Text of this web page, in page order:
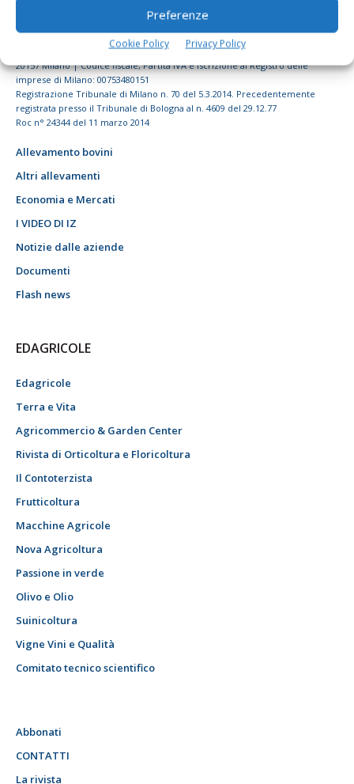
Preferenze
Cookie Policy Privacy Policy
© Tecniche Nuove Spa. Tutti i diritti riservati. Sede legale Via Eritrea 21 -
20157 Milano | Codice fiscale, Partita IVA e Iscrizione al Registro delle
imprese di Milano: 00753480151
Registrazione Tribunale di Milano n. 70 del 5.3.2014. Precedentemente
registrata presso il Tribunale di Bologna al n. 4609 del 29.12.77
Roc n° 24344 del 11 marzo 2014
Allevamento bovini
Altri allevamenti
Economia e Mercati
I VIDEO DI IZ
Notizie dalle aziende
Documenti
Flash news
EDAGRICOLE
Edagricole
Terra e Vita
Agricommercio & Garden Center
Rivista di Orticoltura e Floricoltura
Il Contoterzista
Frutticoltura
Macchine Agricole
Nova Agricoltura
Passione in verde
Olivo e Olio
Suinicoltura
Vigne Vini e Qualità
Comitato tecnico scientifico
Abbonati
CONTATTI
La rivista